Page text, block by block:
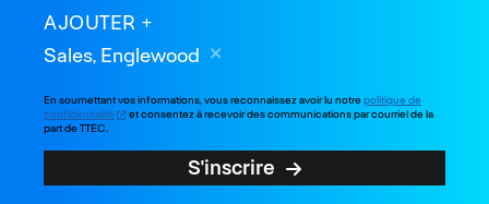
AJOUTER
Sales, Englewood
En soumettant vos informations, vous reconnaissez avoir lu notrepolitique de
confidentialité
et consentez à recevoir des communications par courriel de la
part de TTEC.
S'inscrire